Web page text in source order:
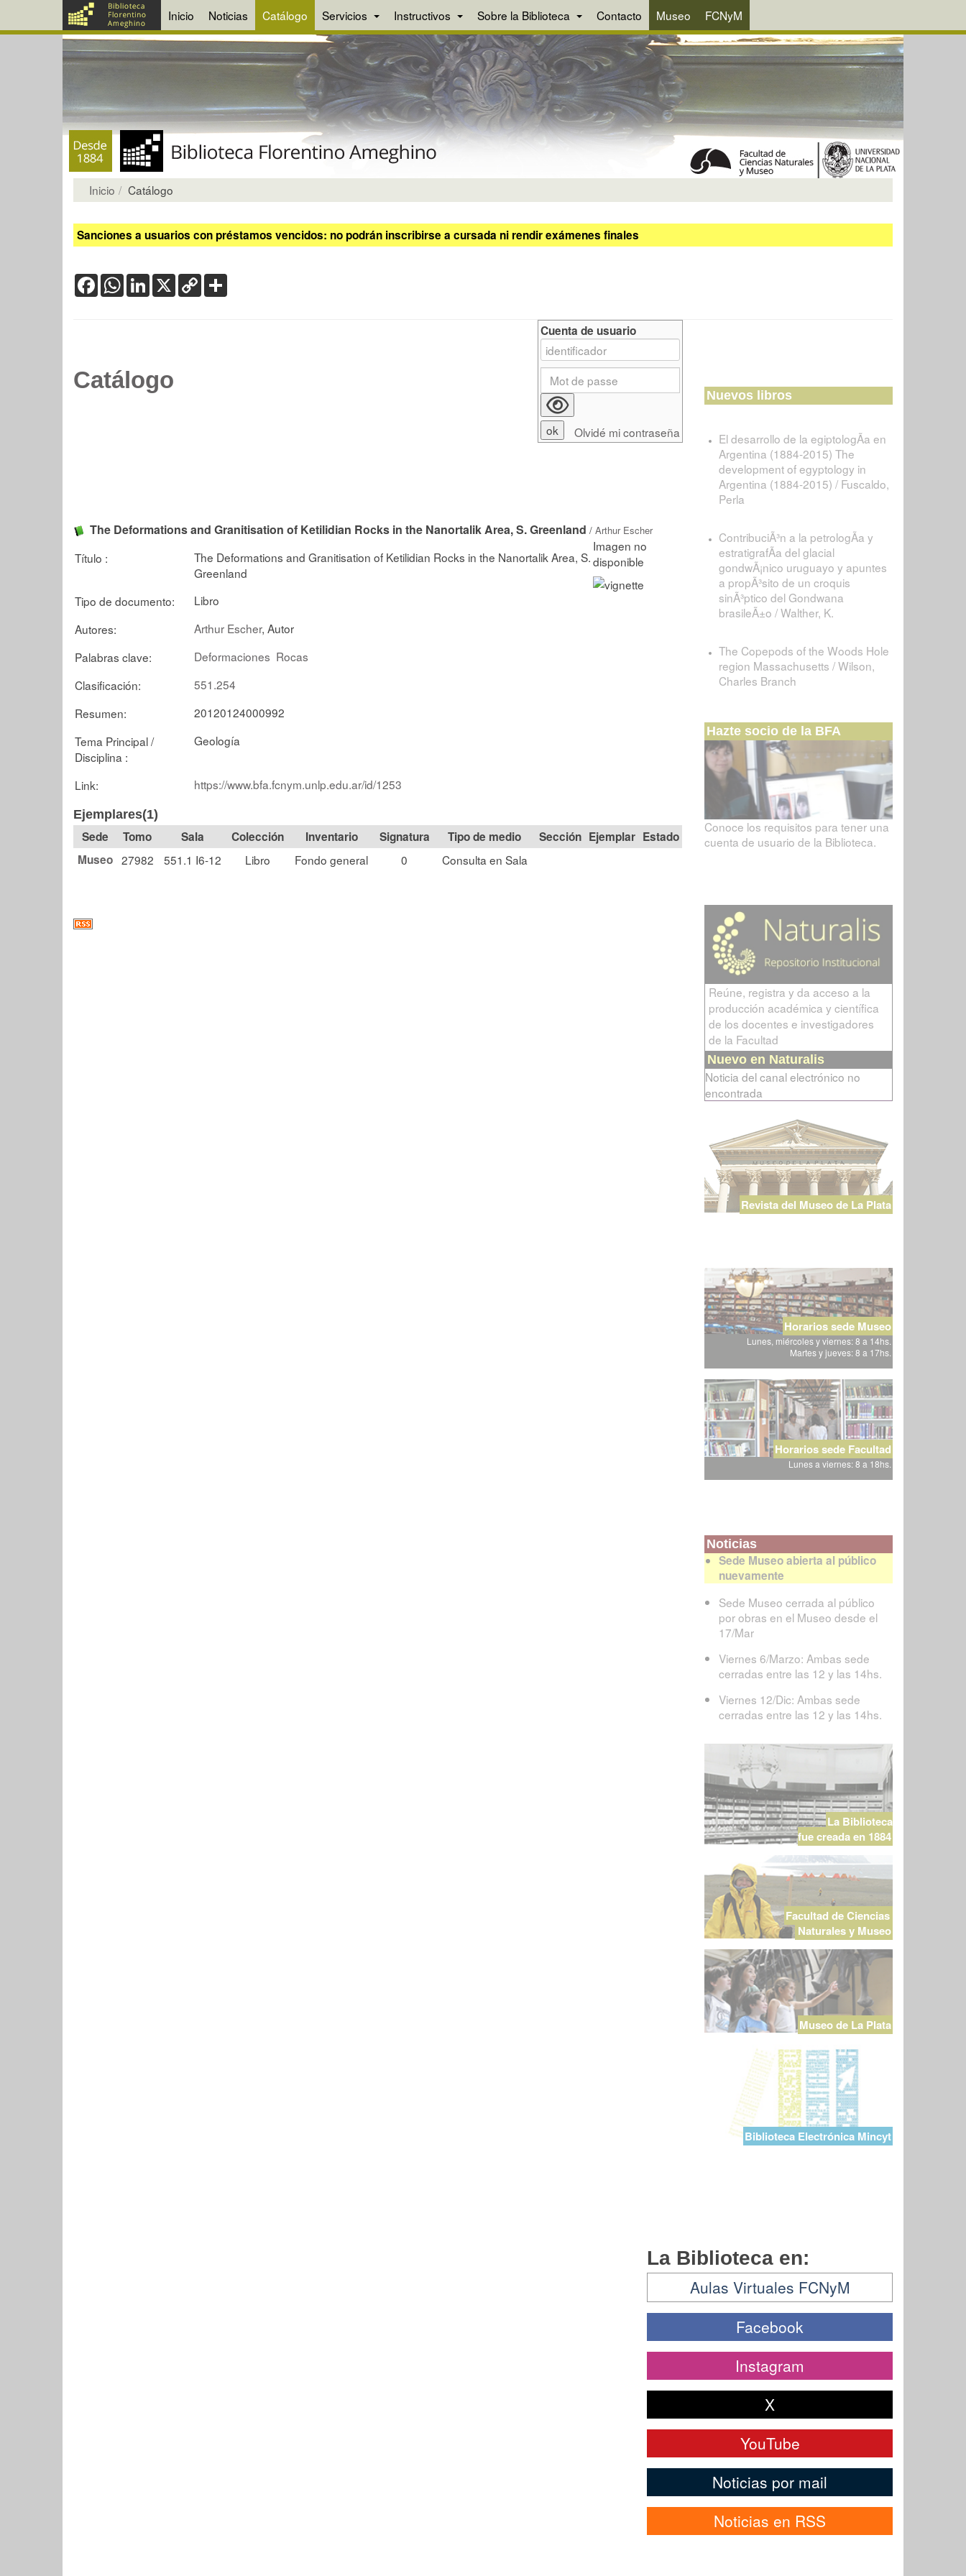
Inicio Noticias Catálogo Servicios Instructivos Sobre la Biblioteca Contacto Museo FCNyM
Inicio Catálogo
Sanciones a usuarios con préstamos vencidos: no podrán inscribirse a cursada ni rendir exámenes finales
FacebookWhatsApp
LinkedIn
X Copy
Link
Catálogo
The Deformations and Granitisation of Ketilidian Rocks in the Nanortalik Area, S. Greenland / Arthur Escher
Título :
The Deformations and Granitisation of Ketilidian Rocks in the Nanortalik Area, S.
Greenland
Tipo de documento:
Libro
Autores:
Arthur Escher, Autor
Palabras clave:
Deformaciones Rocas
Clasificación:
551.254
Resumen:
20120124000992
Tema Principal /
Disciplina :
Geología
Link: https://www.bfa.fcnym.unlp.edu.ar/id/1253
Ejemplares(1)
Tomo Sala Colección Signatura Tipo de medio Sección
Estado
Museo 27982 551.1 I6-12 Libro Fondo general 0 Consulta en Sala
Cuenta de usuario
Olvidé mi contraseña
Nuevos libros
El desarrollo de la egiptologÃ­a en
Argentina (1884-2015) The
development of egyptology in
Argentina (1884-2015) / Fuscaldo,
Perla
ContribuciÃ³n a la petrologÃ­a y
estratigrafÃ­a del glacial
gondwÃ¡nico uruguayo y apuntes
a propÃ³sito de un croquis
sinÃ³ptico del Gondwana
brasileÃ±o / Walther, K.
The Copepods of the Woods Hole
region Massachusetts / Wilson,
Charles Branch
Hazte socio de la BFA
Conoce los requisitos para tener una
cuenta de usuario de la Biblioteca.
Reúne, registra y da acceso a la
producción académica y científica
de los docentes e investigadores
de la Facultad
Nuevo en Naturalis
Noticia del canal electrónico no
encontrada
Revista del Museo de La Plata
Horarios sede Museo
Lunes, miércoles y viernes: 8 a 14hs.
Martes y jueves: 8 a 17hs.
Horarios sede Facultad
Lunes a viernes: 8 a 18hs.
Noticias
Sede Museo abierta al público
nuevamente
Sede Museo cerrada al público
por obras en el Museo desde el
17/Mar
Viernes 6/Marzo: Ambas sede
cerradas entre las 12 y las 14hs.
Viernes 12/Dic: Ambas sede
cerradas entre las 12 y las 14hs.
La Biblioteca
fue creada en 1884
Facultad de Ciencias
Naturales y Museo
Museo de La Plata
Biblioteca Electrónica Mincyt
La Biblioteca en:
Aulas Virtuales FCNyM
Facebook
Instagram
X
YouTube
Noticias por mail
Noticias en RSS